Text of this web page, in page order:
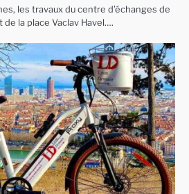
les travaux du centre d’échanges de
de la place Vaclav Havel….